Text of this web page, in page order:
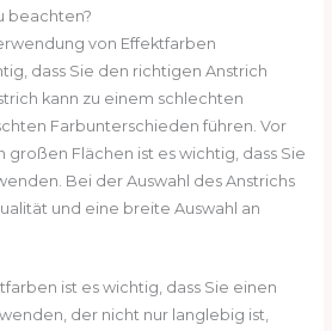
beachten?
von Effektfarben
dass Sie den richtigen Anstrich
kann zu einem schlechten
Farbunterschieden führen. Vor
großen Flächen ist es wichtig, dass Sie
Bei der Auswahl des Anstrichs
und eine breite Auswahl an
ist es wichtig, dass Sie einen
der nicht nur langlebig ist,